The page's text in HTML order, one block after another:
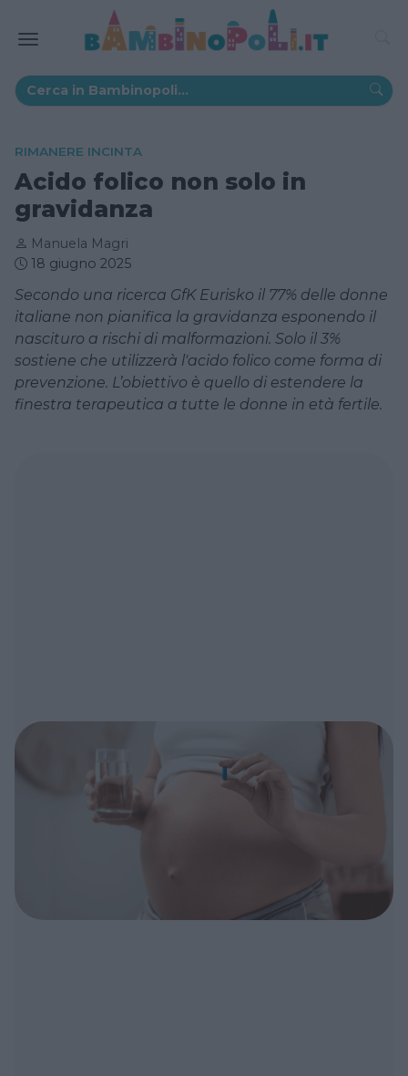
RIMANERE INCINTA
Acido folico non solo in
gravidanza
Manuela Magri
18 giugno 2025
Secondo una ricerca GfK Eurisko il 77% delle donne
italiane non pianifica la gravidanza esponendo il
nascituro a rischi di malformazioni. Solo il 3%
sostiene che utilizzerà l'acido folico come forma di
prevenzione. L’obiettivo è quello di estendere la
finestra terapeutica a tutte le donne in età fertile.